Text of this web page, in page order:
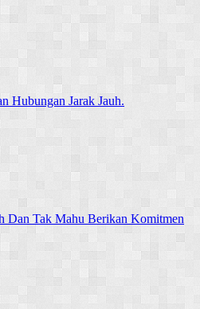
Hubungan Jarak Jauh.
Dan Tak Mahu Berikan Komitmen